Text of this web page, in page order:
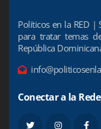
Políticos en la RED |
para tratar temas
República
Conectar a la